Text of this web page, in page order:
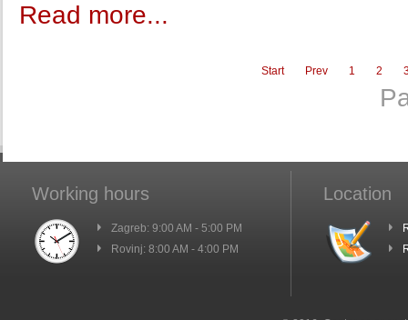
Read more...
Start Prev 1 2
Working hours
Zagreb: 9:00 AM - 5:00 PM
Rovinj: 8:00 AM - 4:00 PM
Location